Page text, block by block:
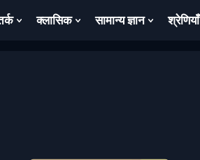
Show
क्लासिक
Show
सामान्य ज्ञान
Show
श्रेणियाँ